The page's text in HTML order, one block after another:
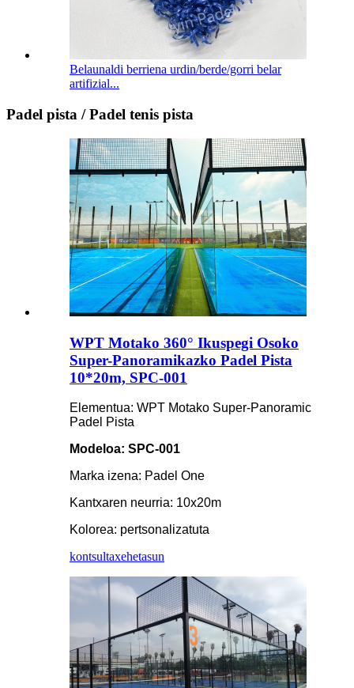
Belaunaldi berriena urdin/berde/gorri belar
artifizial...
Padel pista / Padel tenis pista
WPT Motako 360° Ikuspegi Osoko
Super-Panoramikazko Padel Pista
10*20m, SPC-001
Elementua: WPT Motako Super-Panoramic
Padel Pista
Modeloa: SPC-001
Marka izena: Padel One
Kantxaren neurria: 10x20m
Kolorea: pertsonalizatuta
kontsultaxehetasun